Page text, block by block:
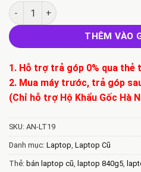
Bán Laptop HP EliteBook 840
THÊM VÀO
1. Hỗ trợ trả góp 0% qua thẻ
2. Mua máy trước, trả góp
(Chỉ hỗ trợ Hộ Khẩu Gốc Hà
SKU: AN-LT19
Danh mục: Laptop, Laptop Cũ
Thẻ: bán laptop cũ, laptop 840g5,